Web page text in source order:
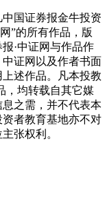
国证券报金牛投资
”的所有作品，版
·中证网与作品作
证网以及作者书面
述作品。凡本投教
，均转载自其它媒
之需，并不代表本
者教育基地亦不对
张权利。